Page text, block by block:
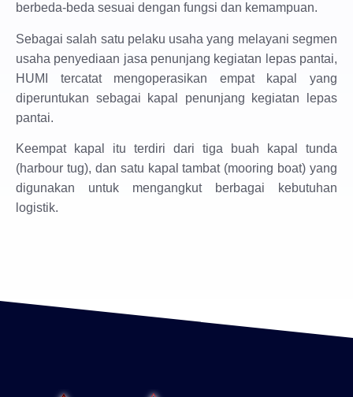
berbeda-beda sesuai dengan fungsi dan kemampuan.
Sebagai salah satu pelaku usaha yang melayani segmen
usaha penyediaan jasa penunjang kegiatan lepas pantai,
HUMI tercatat mengoperasikan empat kapal yang
diperuntukan sebagai kapal penunjang kegiatan lepas
pantai.
Keempat kapal itu terdiri dari tiga buah kapal tunda
(harbour tug), dan satu kapal tambat (mooring boat) yang
digunakan untuk mengangkut berbagai kebutuhan
logistik.